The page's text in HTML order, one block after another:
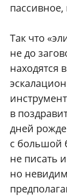
Так что
не до
находятся
в
дней
с большой
не писать
но